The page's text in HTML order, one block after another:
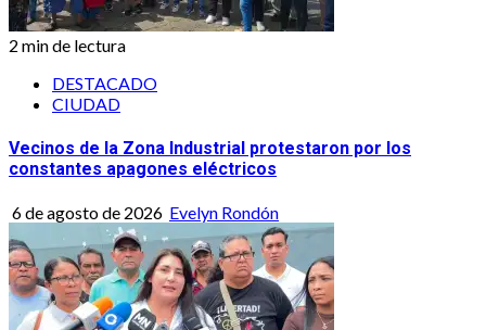
2 min de lectura
DESTACADO
CIUDAD
Vecinos de la Zona Industrial protestaron por los
constantes apagones eléctricos
6 de agosto de 2026 Evelyn Rondón